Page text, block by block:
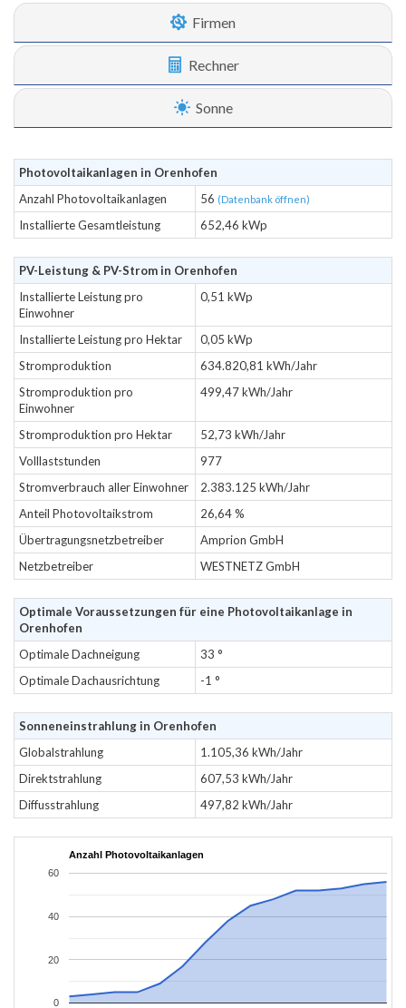
Firmen
Rechner
Sonne
Photovoltaikanlagen in Orenhofen
Anzahl Photovoltaikanlagen
56 (Datenbank öffnen)
Installierte Gesamtleistung 652,46 kWp
PV-Leistung & PV-Strom in Orenhofen
Installierte Leistung pro
Einwohner
0,51 kWp
Installierte Leistung pro Hektar
0,05 kWp
Stromproduktion
634.820,81 kWh/Jahr
Stromproduktion pro
Einwohner
499,47 kWh/Jahr
Stromproduktion pro Hektar
52,73 kWh/Jahr
Volllaststunden
977
Stromverbrauch aller Einwohner
2.383.125 kWh/Jahr
Anteil Photovoltaikstrom
26,64 %
Übertragungsnetzbetreiber
Amprion GmbH
Netzbetreiber
WESTNETZ GmbH
Optimale Voraussetzungen für eine Photovoltaikanlage in
Orenhofen
Optimale Dachneigung
33 °
Optimale Dachausrichtung
-1 °
Sonneneinstrahlung in Orenhofen
Globalstrahlung
1.105,36 kWh/Jahr
Direktstrahlung
607,53 kWh/Jahr
Diffusstrahlung
497,82 kWh/Jahr
Anzahl Photovoltaikanlagen
0
20
40
60